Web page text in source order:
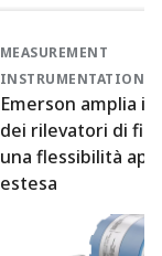
MEASUREMENT
INSTRUMENTATION
Emerson amplia il
dei rilevatori di
una flessibilità
estesa